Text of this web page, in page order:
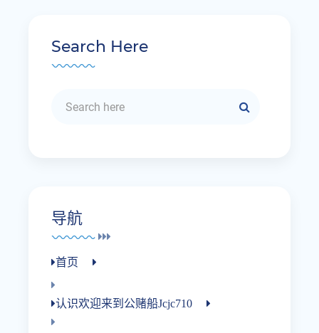
Search Here
导航
首页
认识欢迎来到公赌船jcjc710